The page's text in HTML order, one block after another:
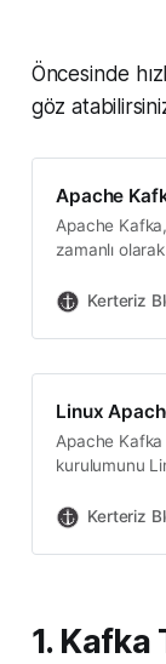
Öncesinde
göz
Apache
Apache
zamanlı
veri Kerteriz
Linux
Apache
kurulumunu
Kerteriz
1. Kafka